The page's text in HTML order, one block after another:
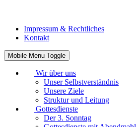
Impressum & Rechtliches
Kontakt
Mobile Menu Toggle
Wir über uns
Unser Selbstverständnis
Unsere Ziele
Struktur und Leitung
Gottesdienste
Der 3. Sonntag